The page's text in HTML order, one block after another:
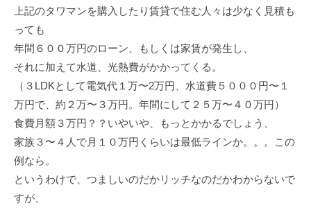
上記のタワマンを購入したり賃貸で住む人々は少なく見積も
っても
年間６００万円のローン、もしくは家賃が発生し、
それに加えて水道、光熱費がかかってくる。
（３LDKとして電気代１万〜2万円、水道費５０００円〜１
万円で、約２万〜３万円。年間にして２５万〜４０万円）
食費月額３万円？？いやいや、もっとかかるでしょう、
家族３〜４人で月１０万円くらいは最低ラインか。。。この
例なら。
というわけで、つましいのだかリッチなのだかわからないで
すが、